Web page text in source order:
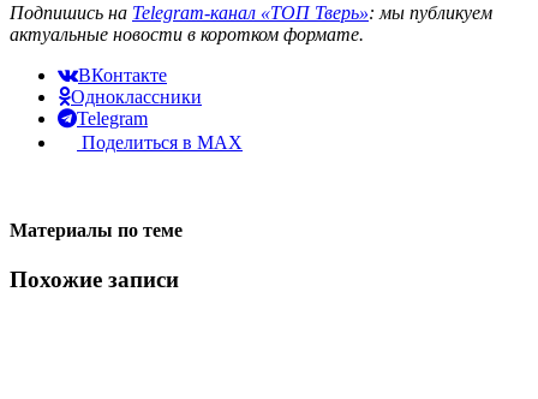
Подпишись на Telegram-канал «ТОП Тверь»: мы публикуем
актуальные новости в коротком формате.
ВКонтакте
Одноклассники
Telegram
Поделиться в MAX
Материалы по теме
Похожие записи